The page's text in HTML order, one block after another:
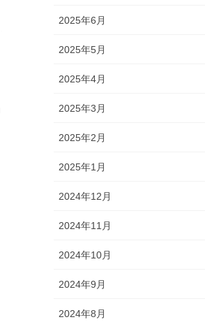
2025年6月
2025年5月
2025年4月
2025年3月
2025年2月
2025年1月
2024年12月
2024年11月
2024年10月
2024年9月
2024年8月